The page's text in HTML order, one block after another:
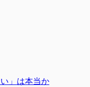
」は本当か